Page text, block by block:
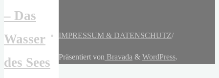
– Das
Wasser
des Sees
IMPRESSUM & DATENSCHUTZ/
Präsentiert von Bravada & WordPress.